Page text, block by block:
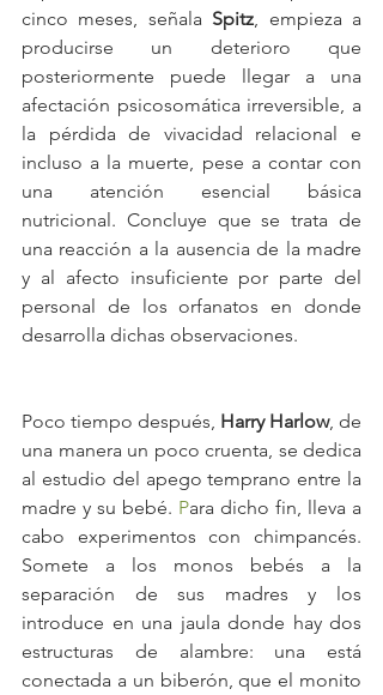
cinco meses, señala Spitz, empieza a
producirse un deterioro que
posteriormente puede llegar a una
afectación psicosomática irreversible, a
la pérdida de vivacidad relacional e
incluso a la muerte, pese a contar con
una atención esencial básica
nutricional. Concluye que se trata de
una reacción a la ausencia de la madre
y al afecto insuficiente por parte del
personal de los orfanatos en donde
desarrolla dichas observaciones.
Poco tiempo después, Harry Harlow, de
una manera un poco cruenta, se dedica
al estudio del apego temprano entre la
madre y su bebé. Para dicho fin, lleva a
cabo experimentos con chimpancés.
Somete a los monos bebés a la
separación de sus madres y los
introduce en una jaula donde hay dos
estructuras de alambre: una está
conectada a un biberón, que el monito